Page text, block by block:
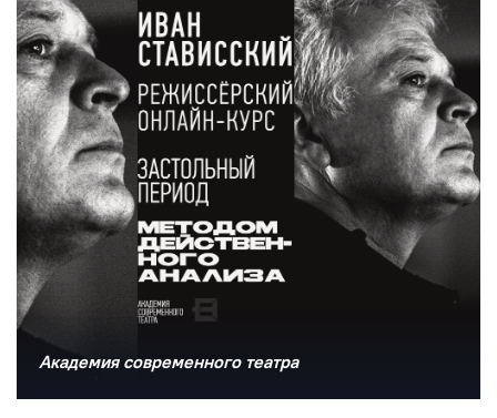
Академия современного театра